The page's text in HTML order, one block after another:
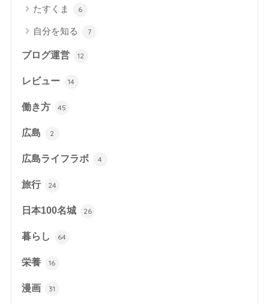
たすくま 6
自分を知る 7
ブログ運営 12
レビュー 14
働き方 45
広島 2
広島ライフラボ 4
旅行 24
日本100名城 26
暮らし 64
栄養 16
漫画 31